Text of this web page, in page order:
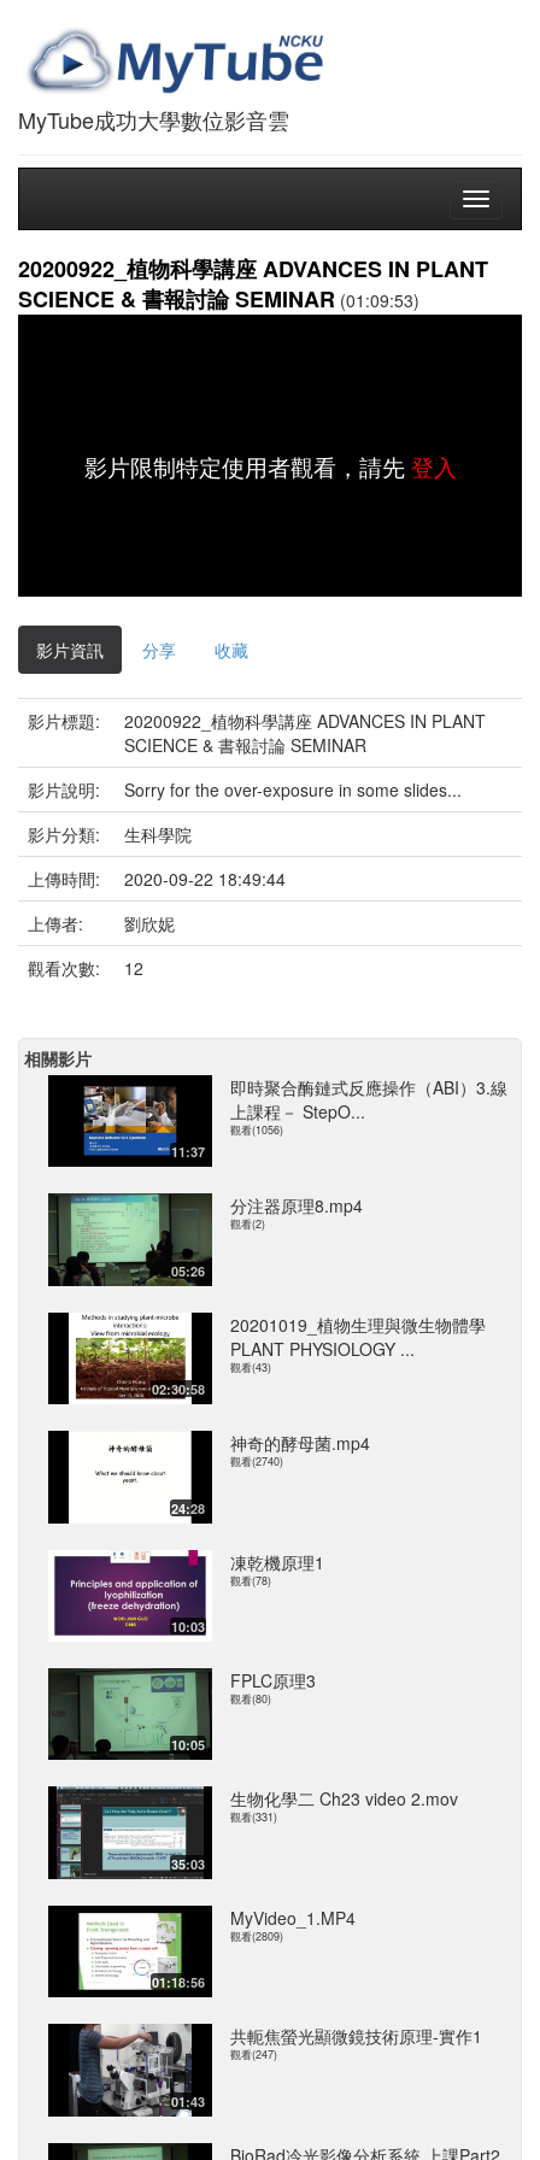
MyTube成功大學數位影音雲
Toggle
20200922_植物科學講座 ADVANCES IN PLANT
SCIENCE & 書報討論 SEMINAR (01:09:53)
影片限制特定使用者觀看，請先登入
影片資訊 分享 收藏
影片標題:
20200922_植物科學講座 ADVANCES IN PLANT
SCIENCE & 書報討論 SEMINAR
影片說明:
Sorry for the over-exposure in some slides...
影片分類:
生科學院
上傳時間:
2020-09-22 18:49:44
上傳者:
劉欣妮
觀看次數:
12
相關影片
11:37
即時聚合酶鏈式反應操作（ABI）3.線
上課程－ StepO...
觀看(1056)
05:26
分注器原理8.mp4
觀看(2)
02:30:58
20201019_植物生理與微生物體學
PLANT PHYSIOLOGY ...
觀看(43)
24:28
神奇的酵母菌.mp4
觀看(2740)
10:03
凍乾機原理1
觀看(78)
10:05
FPLC原理3
觀看(80)
35:03
生物化學二 Ch23 video 2.mov
觀看(331)
01:18:56
MyVideo_1.MP4
觀看(2809)
01:43
共軛焦螢光顯微鏡技術原理-實作1
觀看(247)
BioRad冷光影像分析系統 上課Part2